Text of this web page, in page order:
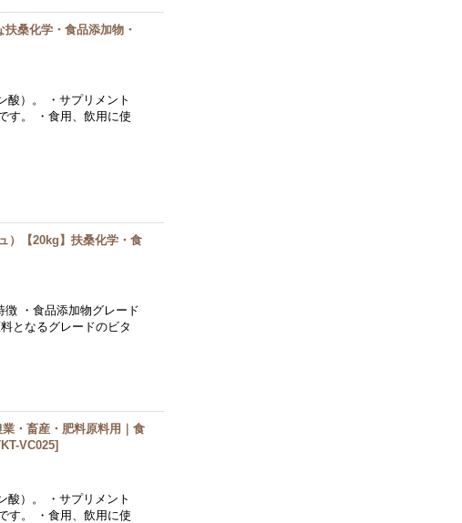
桑化学・食品添加物・
酸）。 ・サプリメント
す。 ・食用、飲用に使
）【20kg】扶桑化学・食
・食品添加物グレード
となるグレードのビタ
・畜産・肥料原料用｜食
VC025]
酸）。 ・サプリメント
す。 ・食用、飲用に使